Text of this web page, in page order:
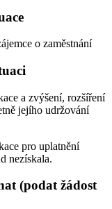
o zaměstnání
a zvýšení, rozšíření
jejího udržování
pro uplatnění
nezískala.
(podat žádost